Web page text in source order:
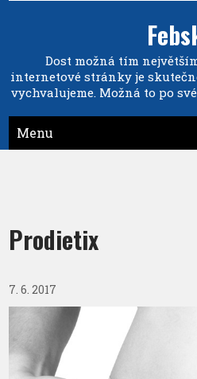
Dost možná tím
internetové stránky je
vychvalujeme. Možná to po
Menu
Prodietix
7. 6. 2017